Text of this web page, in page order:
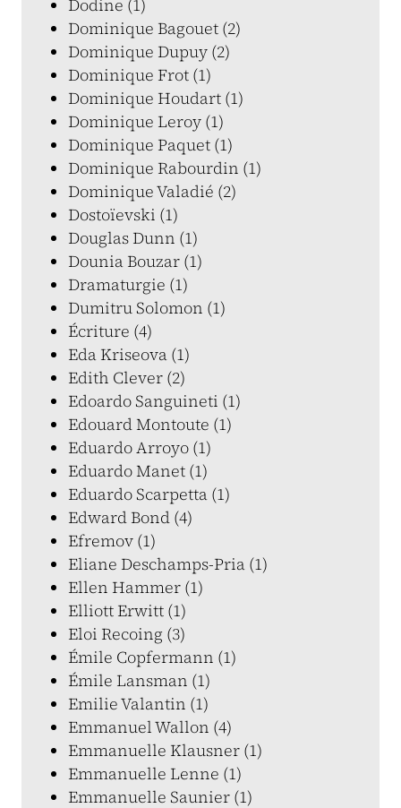
Dodine (1)
Dominique Bagouet (2)
Dominique Dupuy (2)
Dominique Frot (1)
Dominique Houdart (1)
Dominique Leroy (1)
Dominique Paquet (1)
Dominique Rabourdin (1)
Dominique Valadié (2)
Dostoïevski (1)
Douglas Dunn (1)
Dounia Bouzar (1)
Dramaturgie (1)
Dumitru Solomon (1)
Écriture (4)
Eda Kriseova (1)
Edith Clever (2)
Edoardo Sanguineti (1)
Edouard Montoute (1)
Eduardo Arroyo (1)
Eduardo Manet (1)
Eduardo Scarpetta (1)
Edward Bond (4)
Efremov (1)
Eliane Deschamps-Pria (1)
Ellen Hammer (1)
Elliott Erwitt (1)
Eloi Recoing (3)
Émile Copfermann (1)
Émile Lansman (1)
Emilie Valantin (1)
Emmanuel Wallon (4)
Emmanuelle Klausner (1)
Emmanuelle Lenne (1)
Emmanuelle Saunier (1)